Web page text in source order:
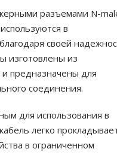
разъемами N-
в
своей
изготовлены из
предназначены для
соединения.
для использования в
легко
в ограниченном